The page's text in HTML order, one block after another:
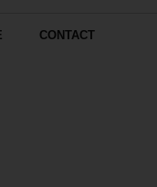
CONTACT